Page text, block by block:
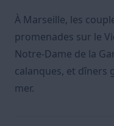
À Marseille, les
promenades sur le
Notre-Dame de la
calanques, et dîners
mer.